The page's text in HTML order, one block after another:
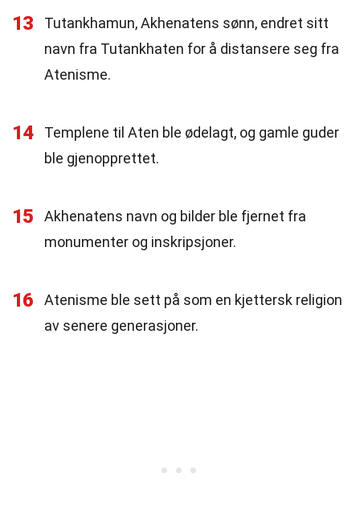
13
Tutankhamun, Akhenatens sønn, endret sitt
navn fra Tutankhaten for å distansere seg fra
Atenisme.
14
Templene til Aten ble ødelagt, og gamle guder
ble gjenopprettet.
15
Akhenatens navn og bilder ble fjernet fra
monumenter og inskripsjoner.
16
Atenisme ble sett på som en kjettersk religion
av senere generasjoner.